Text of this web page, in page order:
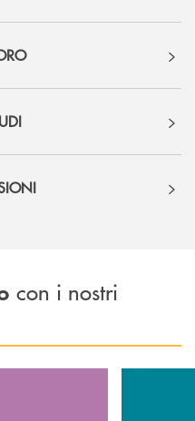
con i nostri